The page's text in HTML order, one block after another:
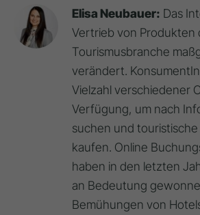
Elisa Neubauer: Das
Vertrieb von Produkten
Tourismusbranche
verändert.
Vielzahl verschiedener
Verfügung, um nach
suchen und
kaufen. Online
haben in den letzten
an Bedeutung
Bemühungen von